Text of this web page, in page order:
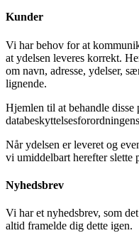
Kunder
Vi har behov for at
at ydelsen leveres korrekt.
om navn, adresse, ydelser,
lignende.
Hjemlen til at behandle disse
Når ydelsen er leveret og
vi umiddelbart herefter slette
Nyhedsbrev
Vi har et nyhedsbrev, som
altid framelde dig dette igen.